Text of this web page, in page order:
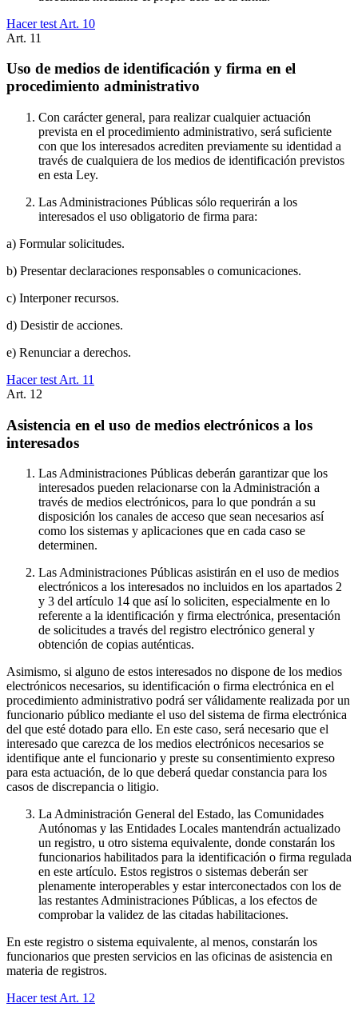
Hacer test Art. 10
Art. 11
Uso de medios de identificación y firma en el
procedimiento administrativo
Con carácter general, para realizar cualquier actuación
prevista en el procedimiento administrativo, será suficiente
con que los interesados acrediten previamente su identidad a
través de cualquiera de los medios de identificación previstos
en esta Ley.
Las Administraciones Públicas sólo requerirán a los
interesados el uso obligatorio de firma para:
a) Formular solicitudes.
b) Presentar declaraciones responsables o comunicaciones.
c) Interponer recursos.
d) Desistir de acciones.
e) Renunciar a derechos.
Hacer test Art. 11
Art. 12
Asistencia en el uso de medios electrónicos a los
interesados
Las Administraciones Públicas deberán garantizar que los
interesados pueden relacionarse con la Administración a
través de medios electrónicos, para lo que pondrán a su
disposición los canales de acceso que sean necesarios así
como los sistemas y aplicaciones que en cada caso se
determinen.
Las Administraciones Públicas asistirán en el uso de medios
electrónicos a los interesados no incluidos en los apartados 2
y 3 del artículo 14 que así lo soliciten, especialmente en lo
referente a la identificación y firma electrónica, presentación
de solicitudes a través del registro electrónico general y
obtención de copias auténticas.
Asimismo, si alguno de estos interesados no dispone de los medios
electrónicos necesarios, su identificación o firma electrónica en el
procedimiento administrativo podrá ser válidamente realizada por un
funcionario público mediante el uso del sistema de firma electrónica
del que esté dotado para ello. En este caso, será necesario que el
interesado que carezca de los medios electrónicos necesarios se
identifique ante el funcionario y preste su consentimiento expreso
para esta actuación, de lo que deberá quedar constancia para los
casos de discrepancia o litigio.
La Administración General del Estado, las Comunidades
Autónomas y las Entidades Locales mantendrán actualizado
un registro, u otro sistema equivalente, donde constarán los
funcionarios habilitados para la identificación o firma regulada
en este artículo. Estos registros o sistemas deberán ser
plenamente interoperables y estar interconectados con los de
las restantes Administraciones Públicas, a los efectos de
comprobar la validez de las citadas habilitaciones.
En este registro o sistema equivalente, al menos, constarán los
funcionarios que presten servicios en las oficinas de asistencia en
materia de registros.
Hacer test Art. 12